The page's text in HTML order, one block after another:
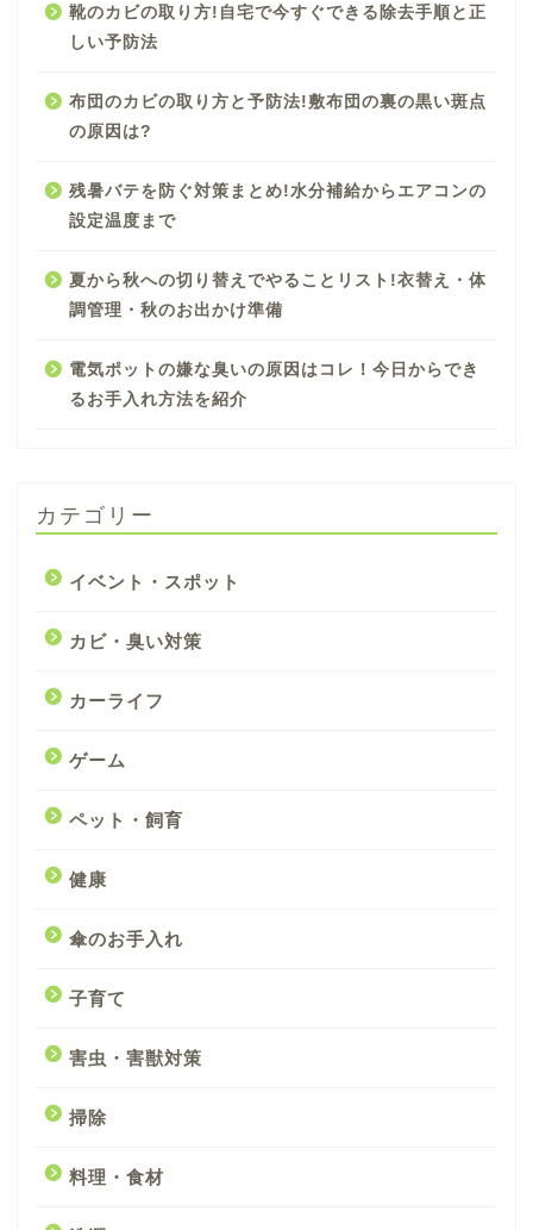
靴のカビの取り方!自宅で今すぐできる除去手順と正
しい予防法
布団のカビの取り方と予防法!敷布団の裏の黒い斑点
の原因は?
残暑バテを防ぐ対策まとめ!水分補給からエアコンの
設定温度まで
夏から秋への切り替えでやることリスト!衣替え・体
調管理・秋のお出かけ準備
電気ポットの嫌な臭いの原因はコレ！今日からでき
るお手入れ方法を紹介
カテゴリー
イベント・スポット
カビ・臭い対策
カーライフ
ゲーム
ペット・飼育
健康
傘のお手入れ
子育て
害虫・害獣対策
掃除
料理・食材